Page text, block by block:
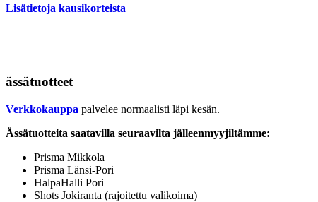
Lisätietoja kausikorteista
ässätuotteet
Verkkokauppa palvelee normaalisti läpi kesän.
Ässätuotteita saatavilla seuraavilta jälleenmyyjiltämme:
Prisma Mikkola
Prisma Länsi-Pori
HalpaHalli Pori
Shots Jokiranta (rajoitettu valikoima)